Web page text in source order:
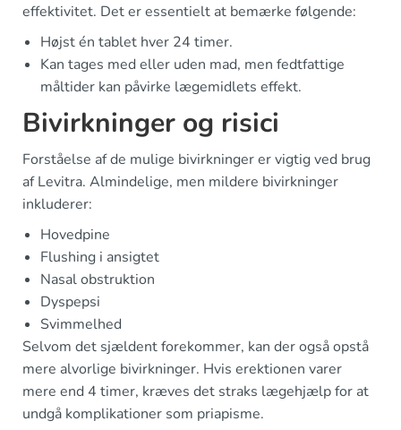
effektivitet. Det er essentielt at bemærke følgende:
Højst én tablet hver 24 timer.
Kan tages med eller uden mad, men fedtfattige
måltider kan påvirke lægemidlets effekt.
Bivirkninger og risici
Forståelse af de mulige bivirkninger er vigtig ved brug
af Levitra. Almindelige, men mildere bivirkninger
inkluderer:
Hovedpine
Flushing i ansigtet
Nasal obstruktion
Dyspepsi
Svimmelhed
Selvom det sjældent forekommer, kan der også opstå
mere alvorlige bivirkninger. Hvis erektionen varer
mere end 4 timer, kræves det straks lægehjælp for at
undgå komplikationer som priapisme.